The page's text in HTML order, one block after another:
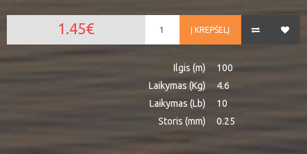
Į KREPŠELĮ
1.45€
Ilgis (m)
100
Laikymas (Kg)
4.6
Laikymas (Lb)
10
Storis (mm)
0.25